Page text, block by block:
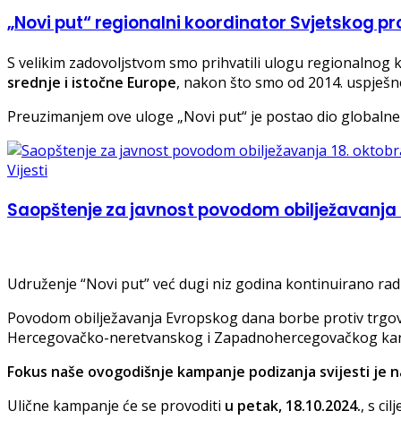
„Novi put“ regionalni koordinator Svjetskog
S velikim zadovoljstvom smo prihvatili ulogu regionalnog
srednje i istočne Europe, nakon što smo od 2014.
Preuzimanjem ove uloge „Novi put“ je postao dio
Vijesti
Saopštenje za javnost povodom
Udruženje “Novi put” već dugi niz godina kontinuirano
Povodom obilježavanja Evropskog dana borbe protiv
Hercegovačko-neretvanskog i Zapadnohercegovačkog
Fokus naše ovogodišnje kampanje podizanja svijesti je
Ulične kampanje će se provoditi u petak, 18.10.2024., s